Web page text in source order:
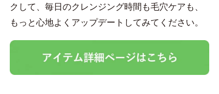
クして、毎日のクレンジング時間も毛穴ケアも、
もっと心地よくアップデートしてみてください。